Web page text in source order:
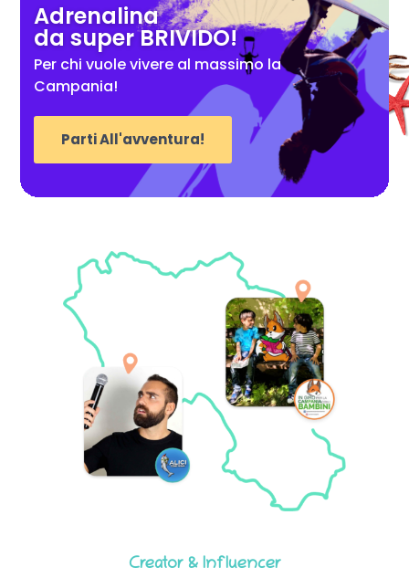
Adrenalina
da super BRIVIDO!
Per chi vuole vivere al massimo la
Campania!
Parti All'avventura!
Creator & Influencer